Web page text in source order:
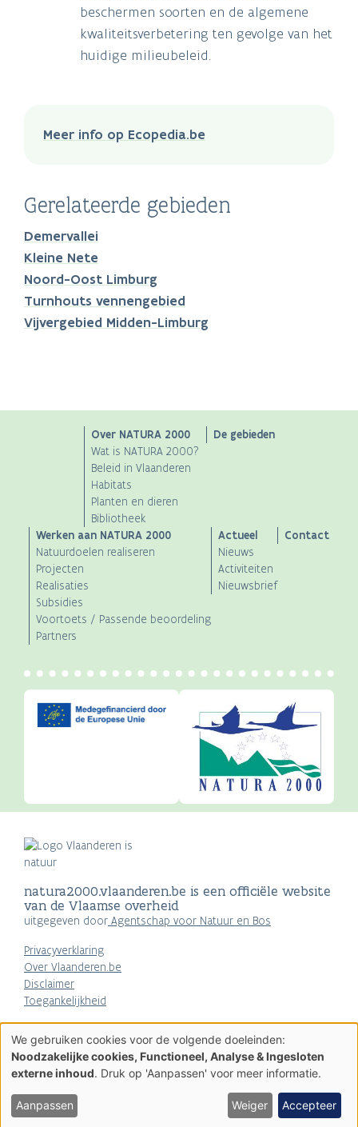
beschermen soorten en de algemene
kwaliteitsverbetering ten gevolge van het
huidige milieubeleid.
Meer info op Ecopedia.be
Gerelateerde gebieden
Demervallei
Kleine Nete
Noord-Oost Limburg
Turnhouts vennengebied
Vijvergebied Midden-Limburg
navigation
Over NATURA 2000
Wat is NATURA 2000?
Beleid in Vlaanderen
Habitats
Planten en dieren
Bibliotheek
De gebieden
Werken aan NATURA 2000
Natuurdoelen realiseren
Projecten
Realisaties
Subsidies
Voortoets / Passende beoordeling
Partners
Actueel
Nieuws
Activiteiten
Nieuwsbrief
Contact
natura2000.vlaanderen.be is een officiële website
van de Vlaamse overheid
uitgegeven door Agentschap voor Natuur en Bos
Privacyverklaring
Over Vlaanderen.be
Disclaimer
Toegankelijkheid
AGENTSCHAP
NATUUR & BOS
Gebruik
van
persoonsgegevens
cookies
We gebruiken cookies voor de volgende doeleinden:
Noodzakelijke cookies, Functioneel, Analyse & Ingesloten
externe inhoud. Druk op 'Aanpassen' voor meer informatie.
Aanpassen Weiger Accepteer